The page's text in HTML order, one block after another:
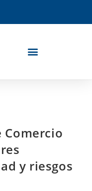
Comercio
y riesgos